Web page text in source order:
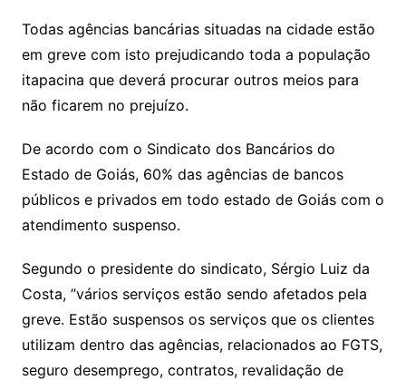
Todas agências bancárias situadas na cidade estão
em greve com isto prejudicando toda a população
itapacina que deverá procurar outros meios para
não ficarem no prejuízo.
De acordo com o Sindicato dos Bancários do
Estado de Goiás, 60% das agências de bancos
públicos e privados em todo estado de Goiás com o
atendimento suspenso.
Segundo o presidente do sindicato, Sérgio Luiz da
Costa, ”vários serviços estão sendo afetados pela
greve. Estão suspensos os serviços que os clientes
utilizam dentro das agências, relacionados ao FGTS,
seguro desemprego, contratos, revalidação de